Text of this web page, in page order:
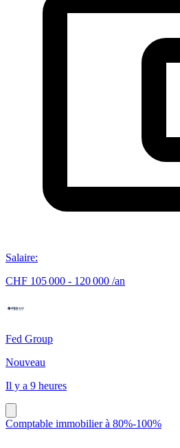
Salaire:
CHF 105 000 - 120 000 /an
Fed Group
Nouveau
Il y a 9 heures
Comptable immobilier à 80%-100%